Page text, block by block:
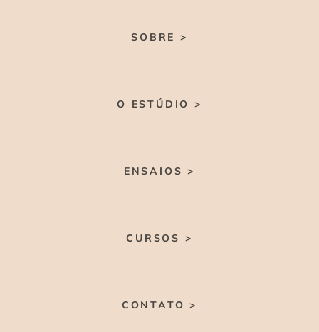
SOBRE >
O ESTÚDIO >
ENSAIOS >
CURSOS >
CONTATO >